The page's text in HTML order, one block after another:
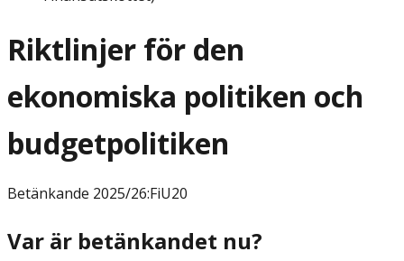
Riktlinjer för den
ekonomiska politiken och
budgetpolitiken
Betänkande 2025/26:FiU20
Var är betänkandet nu?